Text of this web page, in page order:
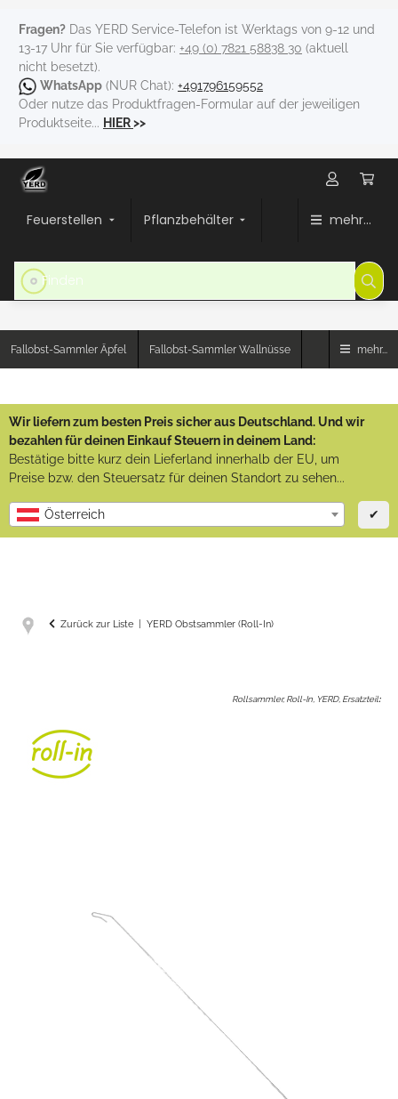
Fragen? Das YERD Service-Telefon ist Werktags von 9-12 und
13-17 Uhr für Sie verfügbar: +49 (0) 7821 58838 30 (aktuell
nicht besetzt).
WhatsApp (NUR Chat): +491796159552
Oder nutze das Produktfragen-Formular auf der jeweiligen
Produktseite... HIER>>
Feuerstellen Pflanzbehälter mehr...
Fallobst-Sammler Äpfel Fallobst-Sammler Wallnüsse mehr...
Wir liefern zum besten Preis sicher aus Deutschland. Und wir
bezahlen für deinen Einkauf Steuern in deinem Land:
Bestätige bitte kurz dein Lieferland innerhalb der EU, um
Preise bzw. den Steuersatz für deinen Standort zu sehen...
Österreich ✔
Zurück zur Liste YERD Obstsammler (Roll-In)
Rollsammler, Roll-In, YERD, Ersatzteil: